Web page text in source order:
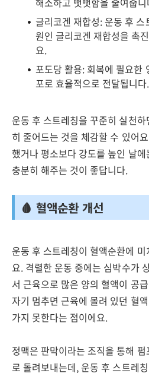
글리코겐 재합성: 운동 후
원인 글리코겐 재합성을 촉
요.
포도당 활용: 회복에 필요한
포로 효율적으로 전달됩니다.
운동 후 스트레칭을 꾸준히 실천
히 줄어드는 것을 체감할 수 있어
했거나 평소보다 강도를 높인 날
충분히 해주는 것이 좋답니다.
🩸 혈액순환 개선
운동 후 스트레칭이 혈액순환에
요. 격렬한 운동 중에는 심박수가
서 근육으로 많은 양의 혈액이 공
자기 멈추면 근육에 몰려 있던 혈
가지 못한다는 점이에요.
정맥은 판막이라는 조직을 통해
로 돌려보내는데, 운동 후 스트레